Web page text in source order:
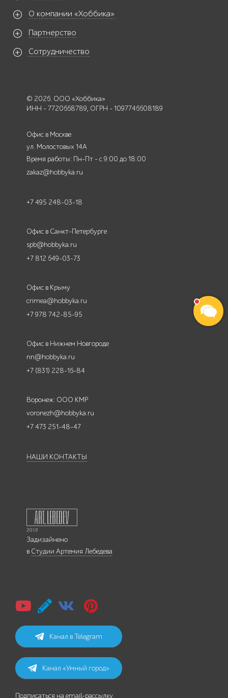
О компании «Хоббика»
Партнерство
Сотрудничество
© 2026. ООО «Хоббика»
ИНН - 7720668789, ОГРН - 1097746608189
Офис в Москве
ул. Молостовых 14А
Время работы: Пн-Пт - с 9:00 до 18:00
zakaz@hobbyka.ru
+7 495 248-03-18
Офис в Санкт-Петербурге
spb@hobbyka.ru
+7 812 649-03-73
Офис в Крыму
crimea@hobbyka.ru
+7 978 742-85-95
Офис в Нижнем Новгороде
nn@hobbyka.ru
+7 (831) 228-16-84
Воронеж: ООО КМР
voronezh@hobbyka.ru
+7 473 251-48-47
НАШИ КОНТАКТЫ
Задизайнено
в Студии Артемия Лебедева
Канал в Telegram
Канал «Умный город»
Подписаться на email-рассылку